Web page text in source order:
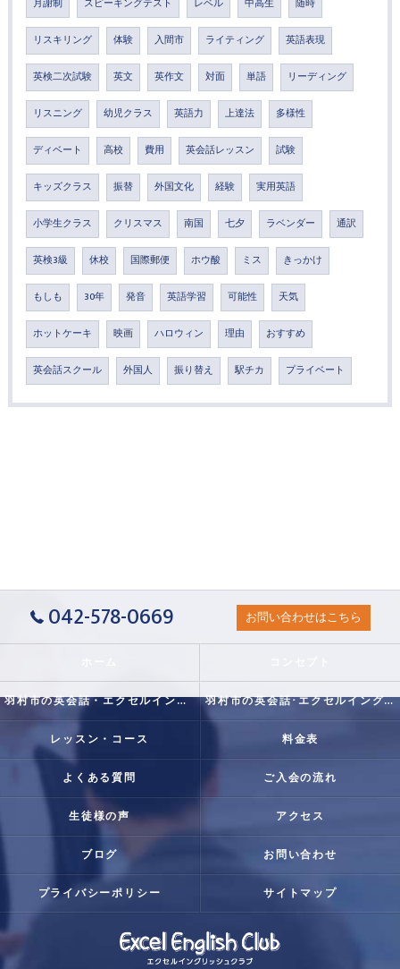
月謝制 スピーキングテスト レベル 中高生 随時
リスキリング 体験 入間市 ライティング 英語表現
英検二次試験 英文 英作文 対面 単語 リーディング
リスニング 幼児クラス 英語力 上達法 多様性
ディベート 高校 費用 英会話レッスン 試験
キッズクラス 振替 外国文化 経験 実用英語
小学生クラス クリスマス 南国 七夕 ラベンダー 通訳
英検3級 休校 国際郵便 ホウ酸 ミス きっかけ
もしも 30年 発音 英語学習 可能性 天気
ホットケーキ 映画 ハロウィン 理由 おすすめ
英会話スクール 外国人 振り替え 駅チカ プライベート
042-578-0669 お問い合わせはこちら
羽村市の英会話・エクセルイングリッシュクラブの口コミ情報 羽村市の英会話･エクセルイングリッシュクラブの評判
レッスン・コース 料金表
よくある質問 ご入会の流れ
生徒様の声 アクセス
ブログ お問い合わせ
プライバシーポリシー サイトマップ